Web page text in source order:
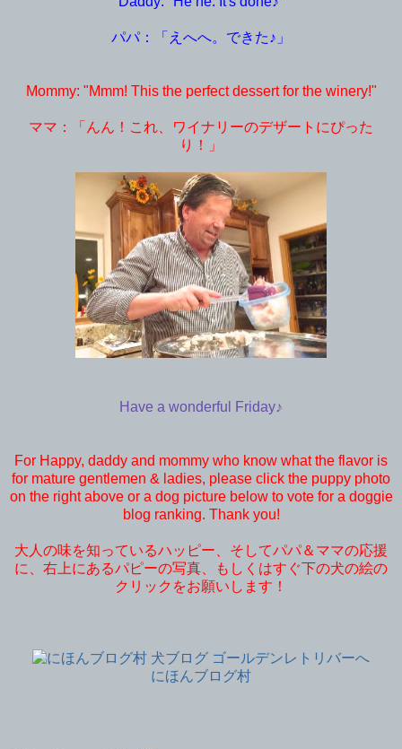
パパ：「えへへ。できた♪」
Mommy: "Mmm! This the perfect dessert for the winery!"
ママ：「んん！これ、ワイナリーのデザートにぴった
り！」
Have a wonderful Friday♪
For Happy, daddy and mommy who know what the flavor is
for mature gentlemen & ladies, please click the puppy photo
on the right above or a dog picture below to vote for a doggie
blog ranking. Thank you!
大人の味を知っているハッピー、そしてパパ＆ママの応援
に、右上にあるパピーの写真、もしくはすぐ下の犬の絵の
クリックをお願いします！
にほんブログ村